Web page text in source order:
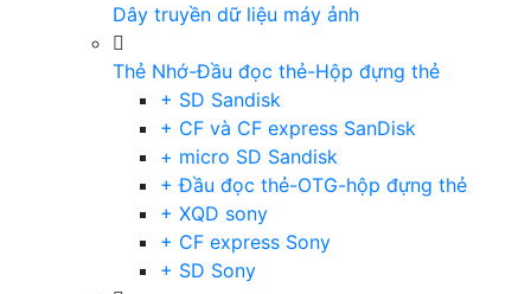
Dây truyền dữ liệu máy ảnh
Thẻ Nhớ-Đầu đọc thẻ-Hộp đựng thẻ
+ SD Sandisk
+ CF và CF express SanDisk
+ micro SD Sandisk
+ Đầu đọc thẻ-OTG-hộp đựng thẻ
+ XQD sony
+ CF express Sony
+ SD Sony